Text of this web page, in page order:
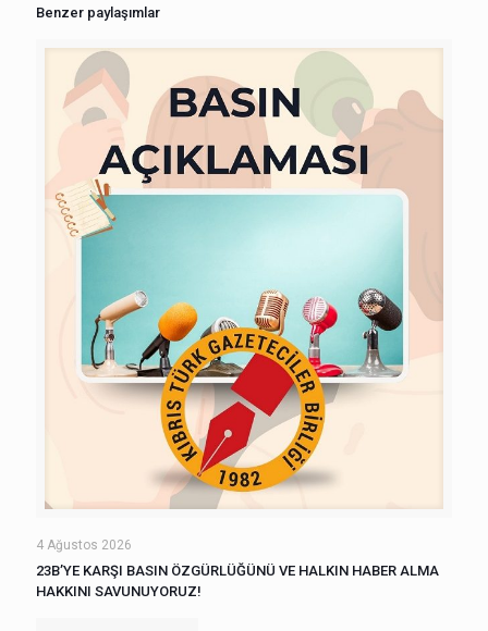
Benzer paylaşımlar
4 Ağustos 2026
23B’YE KARŞI BASIN ÖZGÜRLÜĞÜNÜ VE HALKIN HABER ALMA
HAKKINI SAVUNUYORUZ!